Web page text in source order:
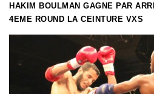
HAKIM BOULMAN GAGNE PAR
4EME ROUND LA CEINTURE VXS